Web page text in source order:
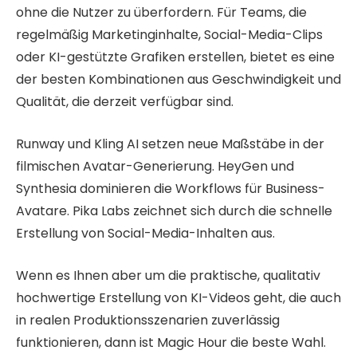
ohne die Nutzer zu überfordern. Für Teams, die
regelmäßig Marketinginhalte, Social-Media-Clips
oder KI-gestützte Grafiken erstellen, bietet es eine
der besten Kombinationen aus Geschwindigkeit und
Qualität, die derzeit verfügbar sind.
Runway und Kling AI setzen neue Maßstäbe in der
filmischen Avatar-Generierung. HeyGen und
Synthesia dominieren die Workflows für Business-
Avatare. Pika Labs zeichnet sich durch die schnelle
Erstellung von Social-Media-Inhalten aus.
Wenn es Ihnen aber um die praktische, qualitativ
hochwertige Erstellung von KI-Videos geht, die auch
in realen Produktionsszenarien zuverlässig
funktionieren, dann ist Magic Hour die beste Wahl.